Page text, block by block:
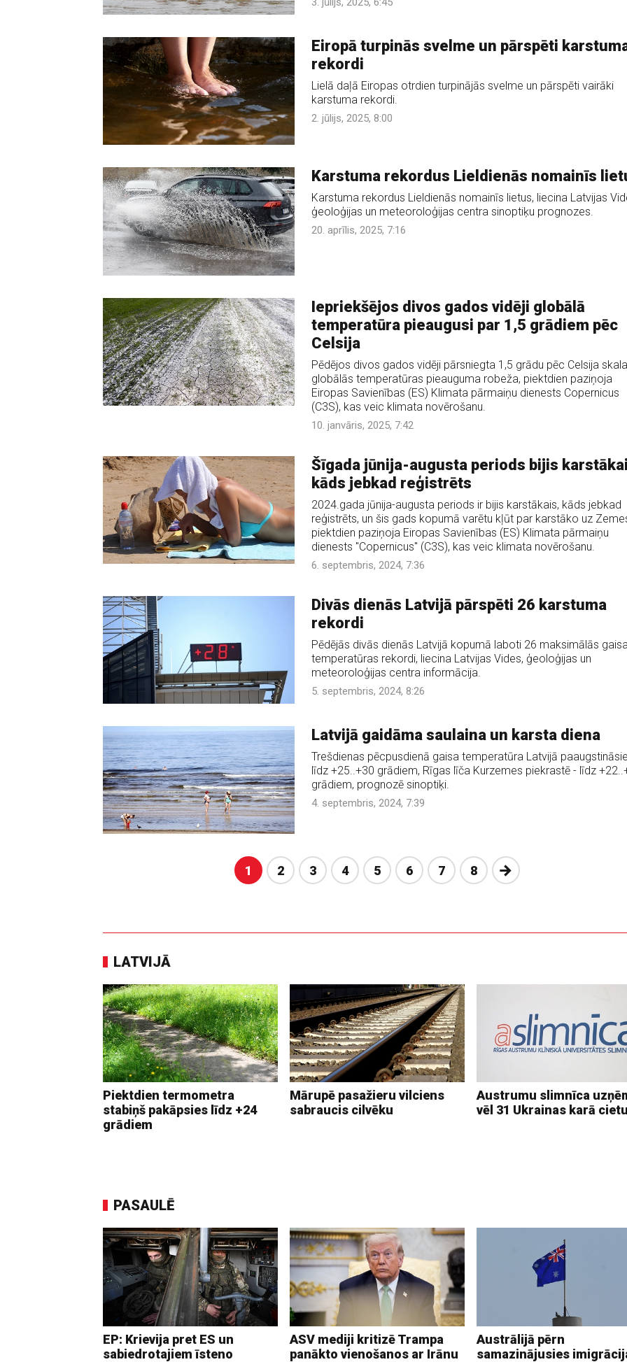
Eiropā turpinās svelme un pārspēti
rekordi
Lielā daļā Eiropas otrdien turpinājās svelme un pārspēti vairāki
karstuma rekordi.
2. jūlijs, 2025, 8:00
Karstuma rekordus Lieldienās nomainīs
Karstuma rekordus Lieldienās nomainīs lietus, liecina Latvijas
ģeoloģijas un meteoroloģijas centra sinoptiķu prognozes.
20. aprīlis, 2025, 7:16
Iepriekšējos divos gados vidēji globālā
temperatūra pieaugusi par 1,5 grādiem pēc
Celsija
Pēdējos divos gados vidēji pārsniegta 1,5 grādu pēc Celsija
globālās temperatūras pieauguma robeža, piektdien paziņoja
Eiropas Savienības (ES) Klimata pārmaiņu dienests Copernicus
(C3S), kas veic klimata novērošanu.
10. janvāris, 2025, 7:42
Šīgada jūnija-augusta periods bijis
kāds jebkad reģistrēts
2024.gada jūnija-augusta periods ir bijis karstākais, kāds jebkad
reģistrēts, un šis gads kopumā varētu kļūt par karstāko uz
piektdien paziņoja Eiropas Savienības (ES) Klimata pārmaiņu
dienests "Copernicus" (C3S), kas veic klimata novērošanu.
6. septembris, 2024, 7:36
Divās dienās Latvijā pārspēti 26 karstuma
rekordi
Pēdējās divās dienās Latvijā kopumā laboti 26 maksimālās gaisa
temperatūras rekordi, liecina Latvijas Vides, ģeoloģijas un
meteoroloģijas centra informācija.
5. septembris, 2024, 8:26
Latvijā gaidāma saulaina un karsta diena
Trešdienas pēcpusdienā gaisa temperatūra Latvijā
līdz +25..+30 grādiem, Rīgas līča Kurzemes piekrastē - līdz
grādiem, prognozē sinoptiķi.
4. septembris, 2024, 7:39
1 2 3 4 5 6 7 8 Nākošā
LATVIJĀ
Piektdien termometra
stabiņš pakāpsies līdz +24
grādiem
Mārupē pasažieru vilciens
sabraucis cilvēku
Austrumu slimnīca
vēl 31 Ukrainas karā
PASAULĒ
EP: Krievija pret ES un
sabiedrotajiem īsteno
ASV mediji kritizē Trampa
panākto vienošanos ar Irānu
Austrālijā pērn
samazinājusies